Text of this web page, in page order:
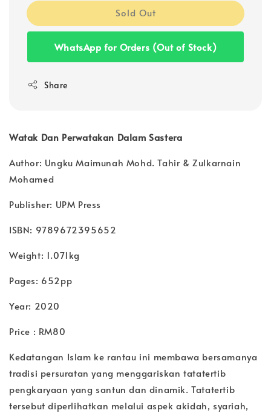
Sold Out
WhatsApp for Orders (Out of Stock)
Share
Watak Dan Perwatakan Dalam Sastera
Author: Ungku Maimunah Mohd. Tahir & Zulkarnain
Mohamed
Publisher: UPM Press
ISBN: 9789672395652
Weight: 1.071kg
Pages: 652pp
Year: 2020
Price : RM80
Kedatangan Islam ke rantau ini membawa bersamanya
tradisi persuratan yang menggariskan tatatertib
pengkaryaan yang santun dan dinamik. Tatatertib
tersebut diperlihatkan melalui aspek akidah, syariah,